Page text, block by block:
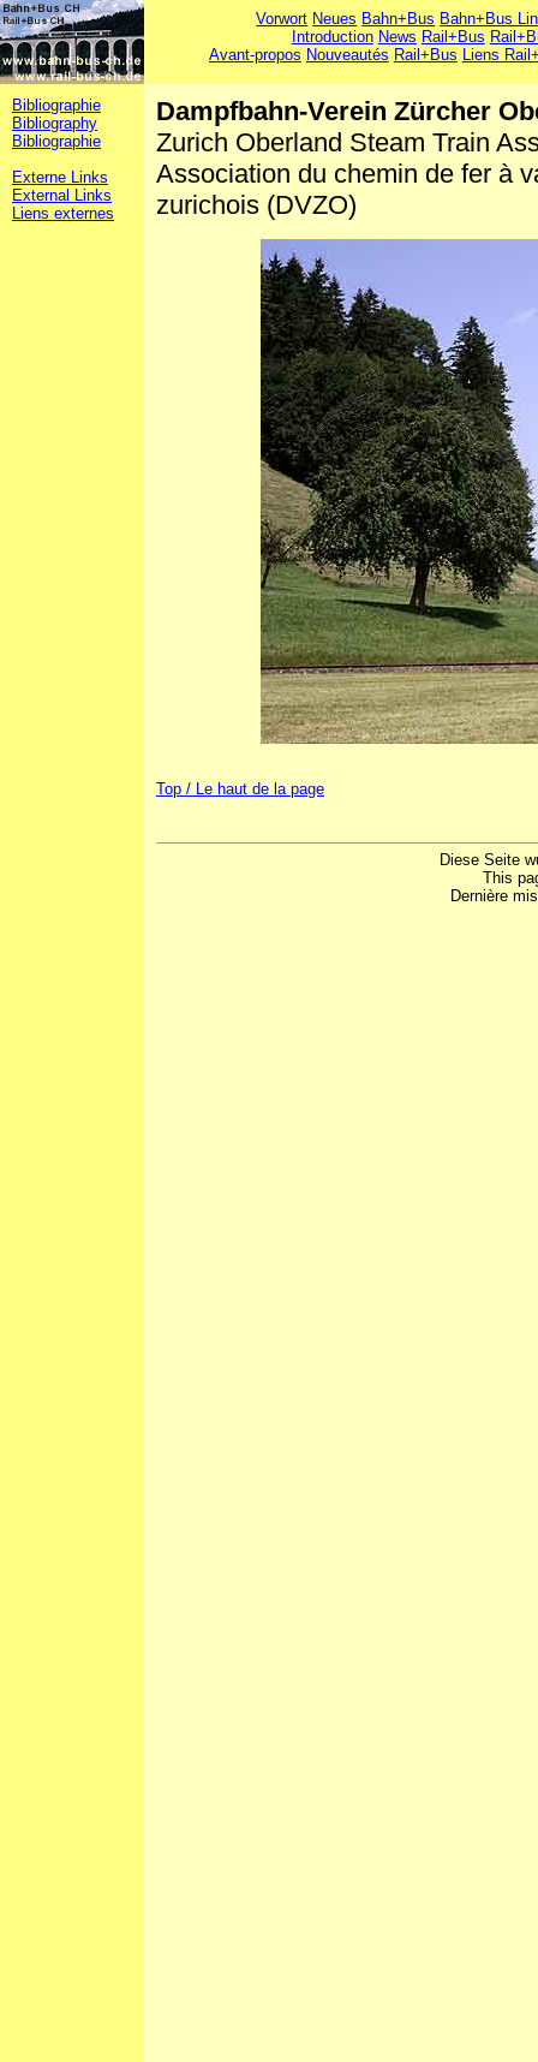
Vorwort Neues Bahn+Bus Bahn+Bus
Introduction News Rail+Bus
Avant-propos Nouveautés Rail+Bus Liens
Bibliographie
Bibliography
Bibliographie
Externe Links
External Links
Liens externes
Dampfbahn-Verein Zürcher
Zurich Oberland Steam Train
Association du chemin de fer à
zurichois (DVZO)
Top / Le haut de la page
Diese Seite
This
Dernière